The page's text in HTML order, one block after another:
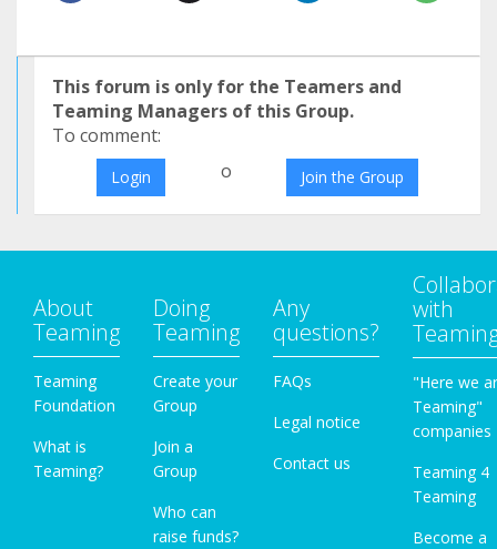
This forum is only for the Teamers and
Teaming Managers of this Group.
To comment:
Login o Join the Group
About
Teaming
Teaming
Foundation
What is
Teaming?
Doing
Teaming
Create your
Group
Join a
Group
Who can
raise funds?
Any
questions?
FAQs
Legal notice
Contact us
with
"Here we
Teaming"
companies
Teaming 4
Teaming
Become a